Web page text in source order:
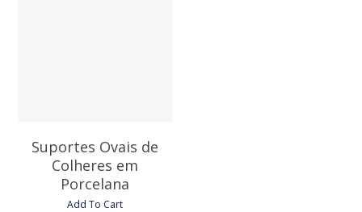
Suportes Ovais de
Colheres em
Porcelana
Add To Cart